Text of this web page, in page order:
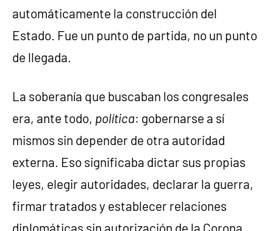
automáticamente la construcción del
Estado. Fue un punto de partida, no un punto
de llegada.
La soberanía que buscaban los congresales
era, ante todo, política: gobernarse a sí
mismos sin depender de otra autoridad
externa. Eso significaba dictar sus propias
leyes, elegir autoridades, declarar la guerra,
firmar tratados y establecer relaciones
diplomáticas sin autorización de la Corona